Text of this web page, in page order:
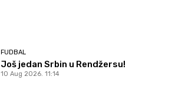
FUDBAL
Još jedan Srbin u Rendžersu!
10 Aug 2026. 11:14